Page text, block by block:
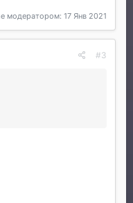
модератором: 17 Янв 2021
#3